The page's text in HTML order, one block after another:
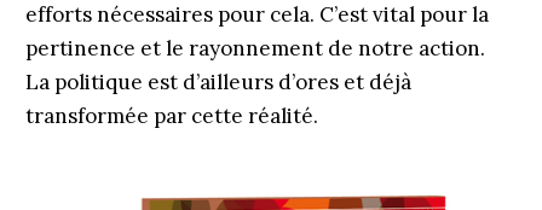
efforts nécessaires pour cela. C’est vital pour la
pertinence et le rayonnement de notre action.
La politique est d’ailleurs d’ores et déjà
transformée par cette réalité.